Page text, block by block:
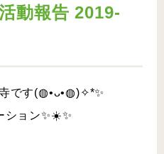
動報告 2019-
です(◍•ᴗ•◍)✧*✨
ョン✨☀️✨